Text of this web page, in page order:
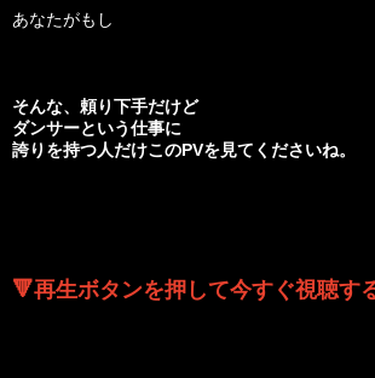
あなたがもし
そんな、頼り下手だけど
ダンサーという仕事に
誇りを持つ人だけこのPVを見てくださいね。
🔻再生ボタンを押して今すぐ視聴す